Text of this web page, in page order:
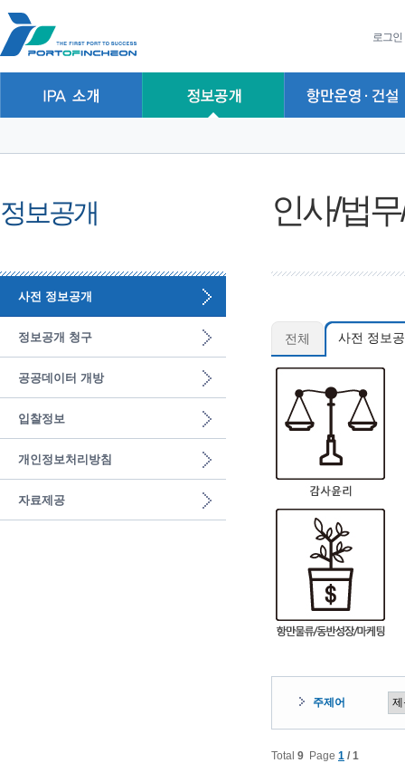
로그인
정보공개
사전 정보공개
정보공개 청구
공공데이터 개방
입찰정보
개인정보처리방침
자료제공
인사/법
전체 사전 정보
주제어
Total 9 Page 1 / 1